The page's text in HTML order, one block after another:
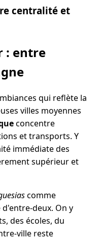
centralité et
: entre
qui reflète la
villes moyennes
concentre
et transports. Y
immédiate des
supérieur et
comme
deux. On y
des écoles, du
ville reste